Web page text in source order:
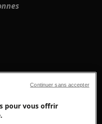
pour vous offrir
Continuer sans accepter